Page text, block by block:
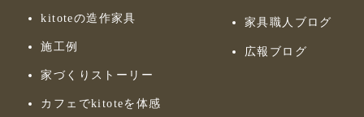
kitoteの造作家具
施工例
家づくりストーリー
カフェでkitoteを体感
家具職人ブログ
広報ブログ